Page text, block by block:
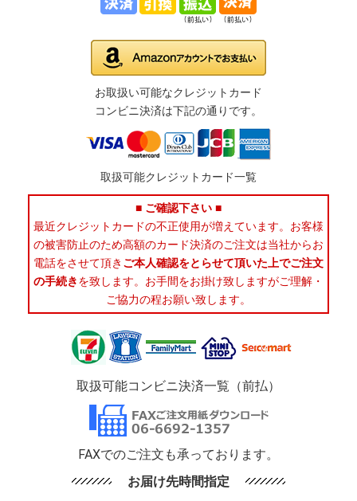
お取扱い可能なクレジットカード
コンビニ決済は下記の通りです。
取扱可能クレジットカード一覧
■ ご確認下さい ■
最近クレジットカードの不正使用が増えています。お客様
の被害防止のため高額のカード決済のご注文は当社からお
電話をさせて頂き ご本人確認をとらせて頂いた上でご注文
の手続きを致します。お手間をお掛け致しますがご理解・
ご協力の程お願い致します。
取扱可能コンビニ決済一覧（前払）
FAXでのご注文も承っております。
お届け先時間指定